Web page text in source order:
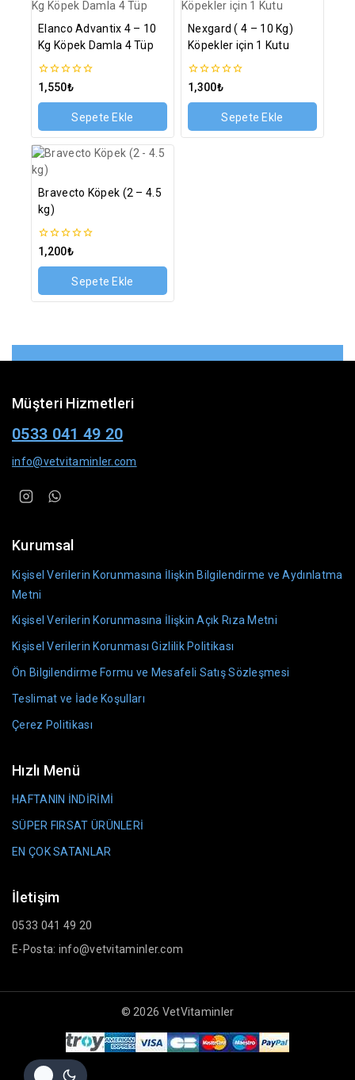
Elanco Advantix 4 – 10
Kg Köpek Damla 4 Tüp
0
üzerinden
1,550₺
Sepete Ekle
Nexgard ( 4 – 10 Kg)
Köpekler için 1 Kutu
0
üzerinden
1,300₺
Sepete Ekle
Bravecto Köpek (2 – 4.5
kg)
0
üzerinden
1,200₺
Sepete Ekle
Müşteri Hizmetleri
0533 041 49 20
info@vetvitaminler.com
Kurumsal
Kişisel Verilerin Korunmasına İlişkin Bilgilendirme ve Aydınlatma
Metni
Kişisel Verilerin Korunmasına İlişkin Açık Rıza Metni
Kişisel Verilerin Korunması Gizlilik Politikası
Ön Bilgilendirme Formu ve Mesafeli Satış Sözleşmesi
Teslimat ve İade Koşulları
Çerez Politikası
Hızlı Menü
HAFTANIN İNDİRİMİ
SÜPER FIRSAT ÜRÜNLERİ
EN ÇOK SATANLAR
İletişim
0533 041 49 20
E-Posta: info@vetvitaminler.com
© 2026 VetVitaminler